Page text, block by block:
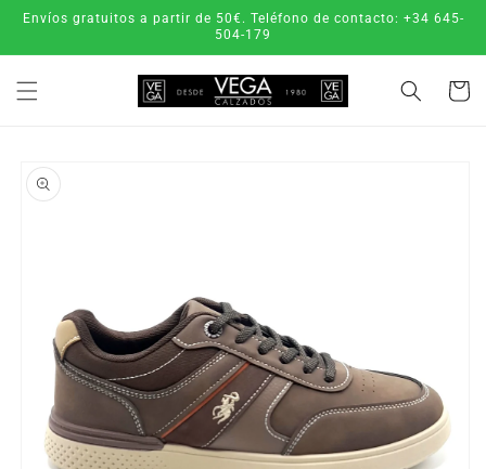
directamente
Envíos gratuitos a partir de 50€. Teléfono de contacto: +34 645-
504-179
Carrito
a la
información